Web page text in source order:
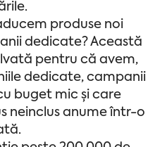
produse noi
dedicate? Această
pentru că avem,
dedicate, campanii
buget mic și care
neinclus anume într-o